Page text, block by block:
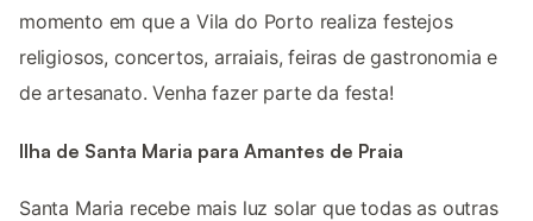
momento em que a Vila do Porto realiza festejos
religiosos, concertos, arraiais, feiras de gastronomia e
de artesanato. Venha fazer parte da festa!
Ilha de Santa Maria para Amantes de Praia
Santa Maria recebe mais luz solar que todas as outras